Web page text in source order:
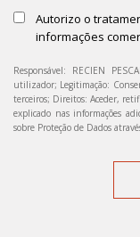
Autorizo o
informações
Responsável: RECIEN
utilizador; Legitimação:
terceiros; Direitos: Aceder,
explicado nas informações
sobre Proteção de Dados